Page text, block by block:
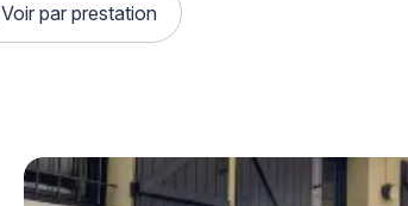
Voir par prestation